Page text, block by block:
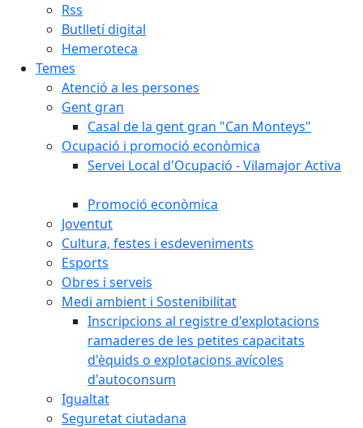
Rss
Butlletí digital
Hemeroteca
Temes
Atenció a les persones
Gent gran
Casal de la gent gran "Can Monteys"
Ocupació i promoció econòmica
Servei Local d'Ocupació - Vilamajor Activa
Promoció econòmica
Joventut
Cultura, festes i esdeveniments
Esports
Obres i serveis
Medi ambient i Sostenibilitat
Inscripcions al registre d'explotacions
ramaderes de les petites capacitats
d'èquids o explotacions avícoles
d'autoconsum
Igualtat
Seguretat ciutadana